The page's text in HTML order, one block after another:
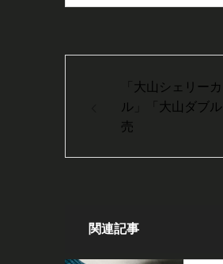
「大山シェリー
ル」「大山ダブ
売
関連記事